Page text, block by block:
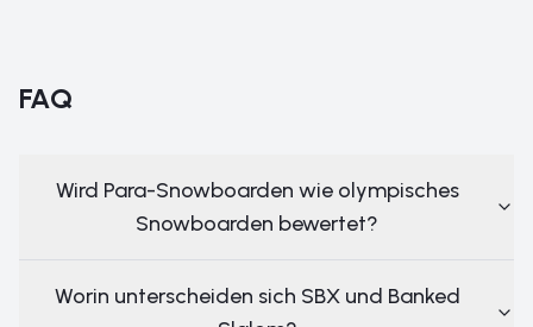
FAQ
Wird Para-Snowboarden wie olympisches
Snowboarden bewertet?
Worin unterscheiden sich SBX und Banked